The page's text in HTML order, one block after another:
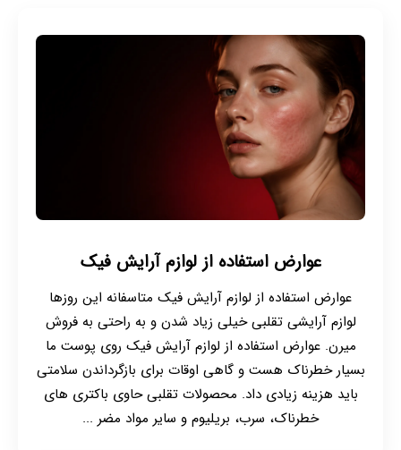
عوارض استفاده از لوازم آرایش فیک
عوارض استفاده از لوازم آرایش فیک متاسفانه این روزها
لوازم آرایشی تقلبی خیلی زیاد شدن و به راحتی به فروش
میرن. عوارض استفاده از لوازم آرایش فیک روی پوست ما
بسیار خطرناک هست و گاهی اوقات برای بازگرداندن سلامتی
باید هزینه زیادی داد. محصولات تقلبی حاوی باکتری های
خطرناک، سرب، بریلیوم و سایر مواد مضر ...